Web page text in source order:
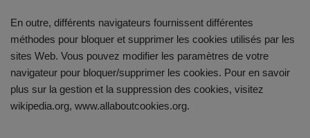
En outre, différents navigateurs fournissent différentes
méthodes pour bloquer et supprimer les cookies utilisés par les
sites Web. Vous pouvez modifier les paramètres de votre
navigateur pour bloquer/supprimer les cookies. Pour en savoir
plus sur la gestion et la suppression des cookies, visitez
wikipedia.org, www.allaboutcookies.org.